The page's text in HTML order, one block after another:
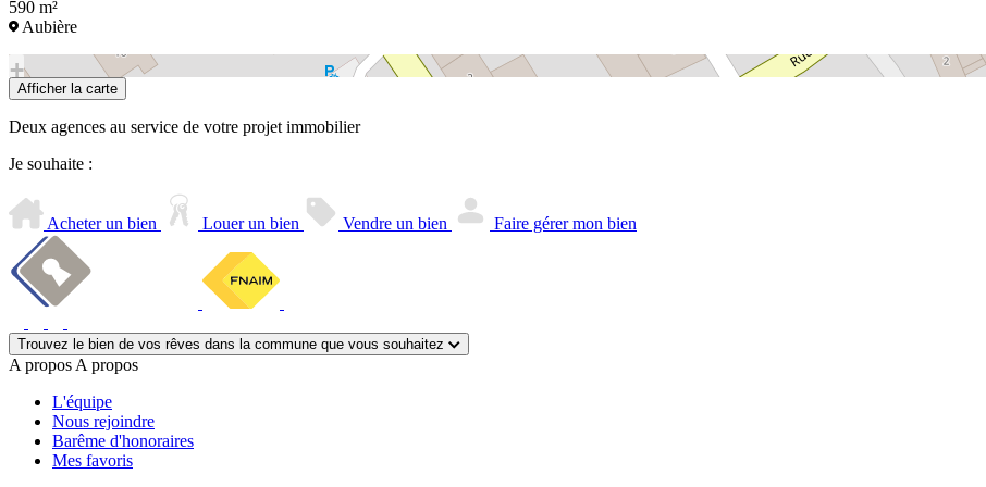
590 m²
Aubière
+
−
Afficher la carte
Deux agences au service de votre projet immobilier
Je souhaite :
Acheter un bien Louer un bien Vendre un bien Faire gérer mon bien
Trouvez le bien de vos rêves dans la commune que vous souhaitez
A propos A propos
L'équipe
Nous rejoindre
Barême d'honoraires
Mes favoris